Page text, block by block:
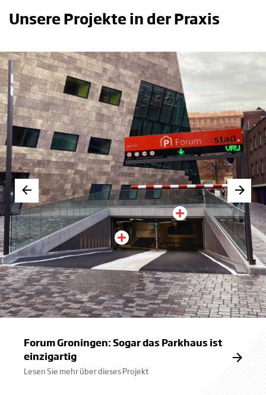
Unsere Projekte in der Praxis
Forum Groningen: Sogar das Parkhaus ist
einzigartig
Lesen Sie mehr über dieses Projekt